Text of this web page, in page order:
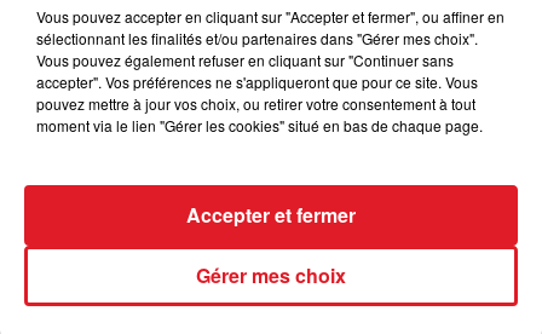
VOLONTAIRE EN COURS, APRÈS LA...
Selon les premiers éléments, le logement servait
Vous pouvez accepter en cliquant sur "Accepter et fermer", ou affiner en
sélectionnant les finalités et/ou partenaires dans "Gérer mes choix".
Vous pouvez également refuser en cliquant sur "Continuer sans
accepter". Vos préférences ne s'appliqueront que pour ce site. Vous
pouvez mettre à jour vos choix, ou retirer votre consentement à tout
moment via le lien "Gérer les cookies" situé en bas de chaque page.
Gérer mes choix
Accepter et fermer